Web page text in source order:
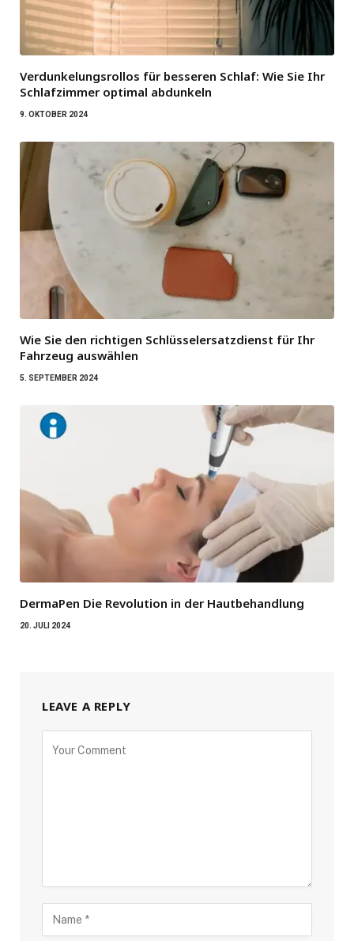
Verdunkelungsrollos für besseren Schlaf: Wie Sie Ihr
Schlafzimmer optimal abdunkeln
9. OKTOBER 2024
Wie Sie den richtigen Schlüsselersatzdienst für Ihr
Fahrzeug auswählen
5. SEPTEMBER 2024
DermaPen Die Revolution in der Hautbehandlung
20. JULI 2024
LEAVE A REPLY